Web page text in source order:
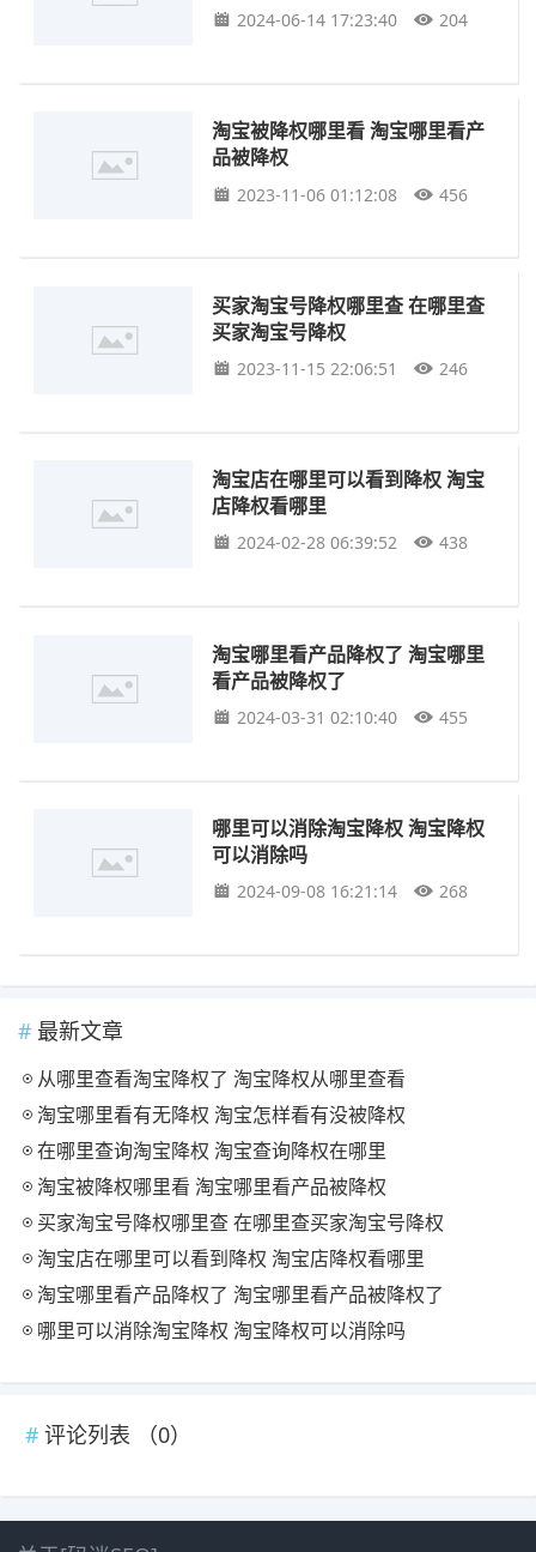
2024-06-14 17:23:40 204
淘宝被降权哪里看 淘宝哪里看产
品被降权
2023-11-06 01:12:08 456
买家淘宝号降权哪里查 在哪里查
买家淘宝号降权
2023-11-15 22:06:51 246
淘宝店在哪里可以看到降权 淘宝
店降权看哪里
2024-02-28 06:39:52 438
淘宝哪里看产品降权了 淘宝哪里
看产品被降权了
2024-03-31 02:10:40 455
哪里可以消除淘宝降权 淘宝降权
可以消除吗
2024-09-08 16:21:14 268
最新文章
从哪里查看淘宝降权了 淘宝降权从哪里查看
淘宝哪里看有无降权 淘宝怎样看有没被降权
在哪里查询淘宝降权 淘宝查询降权在哪里
淘宝被降权哪里看 淘宝哪里看产品被降权
买家淘宝号降权哪里查 在哪里查买家淘宝号降权
淘宝店在哪里可以看到降权 淘宝店降权看哪里
淘宝哪里看产品降权了 淘宝哪里看产品被降权了
哪里可以消除淘宝降权 淘宝降权可以消除吗
评论列表 （0）